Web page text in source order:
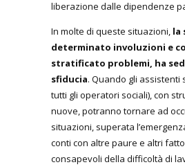
liberazione dalle dipendenze
In molte di queste situazioni, la
determinato involuzioni e
stratificato problemi, ha
sfiducia. Quando gli assistenti
tutti gli operatori sociali), con
nuove, potranno tornare ad
situazioni, superata
conti con altre paure e altri
consapevoli della difficoltà di